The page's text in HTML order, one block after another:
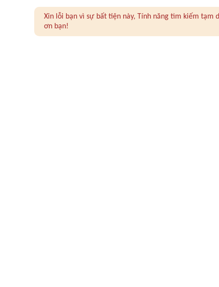
Xin lỗi bạn vì sự bất tiện này, Tính năng tìm kiếm
ơn bạn!